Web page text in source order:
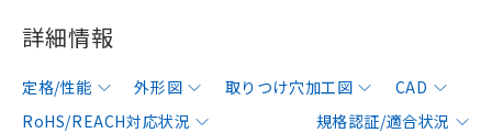
詳細情報
定格/性能 外形図 取りつけ穴加工図
CAD
RoHS/REACH対応状況
規格認証/適合状況